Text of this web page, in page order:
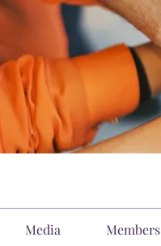
Media Members